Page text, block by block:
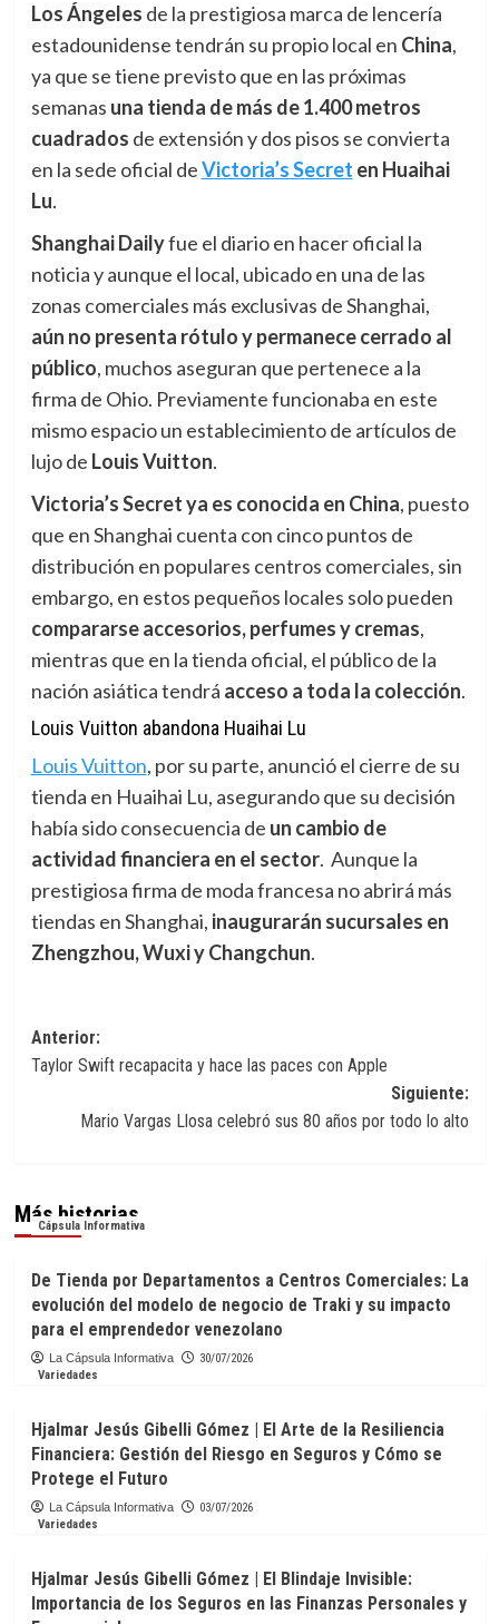
Los Ángeles de la prestigiosa marca de lencería
estadounidense tendrán su propio local en China,
ya que se tiene previsto que en las próximas
semanas una tienda de más de 1.400 metros
cuadrados de extensión y dos pisos se convierta
en la sede oficial deVictoria’s Secret en Huaihai
Lu.
Shanghai Dailyfue el diario en hacer oficial la
noticia y aunque el local, ubicado en una de las
zonas comerciales más exclusivas de Shanghai,
aún no presenta rótulo y permanece cerrado al
público, muchos aseguran que pertenece a la
firma de Ohio. Previamente funcionaba en este
mismo espacio un establecimiento de artículos de
lujo de Louis Vuitton.
Victoria’s Secret ya es conocida en China, puesto
que en Shanghai cuenta con cinco puntos de
distribución en populares centros comerciales, sin
embargo, en estos pequeños locales solo pueden
compararse accesorios, perfumes y cremas,
mientras que en la tienda oficial, el público de la
nación asiática tendrá acceso a toda la colección.
Louis Vuitton abandona Huaihai Lu
Louis Vuitton, por su parte, anunció el cierre de su
tienda en Huaihai Lu, asegurando que su decisión
había sido consecuencia de un cambio de
actividad financiera en el sector. Aunque la
prestigiosa firma de moda francesa no abrirá más
tiendas en Shanghai, inaugurarán sucursales en
Zhengzhou, Wuxi y Changchun.
Navegación
de
entradas
Anterior:
Taylor Swift recapacita y hace las paces con Apple
Siguiente:
Mario Vargas Llosa celebró sus 80 años por todo lo alto
Más historias
Cápsula Informativa
De Tienda por Departamentos a Centros Comerciales: La
evolución del modelo de negocio de Traki y su impacto
para el emprendedor venezolano
La Cápsula Informativa
30/07/2026
Variedades
Hjalmar Jesús Gibelli Gómez | El Arte de la Resiliencia
Financiera: Gestión del Riesgo en Seguros y Cómo se
Protege el Futuro
La Cápsula Informativa
03/07/2026
Variedades
Hjalmar Jesús Gibelli Gómez | El Blindaje Invisible:
Importancia de los Seguros en las Finanzas Personales y